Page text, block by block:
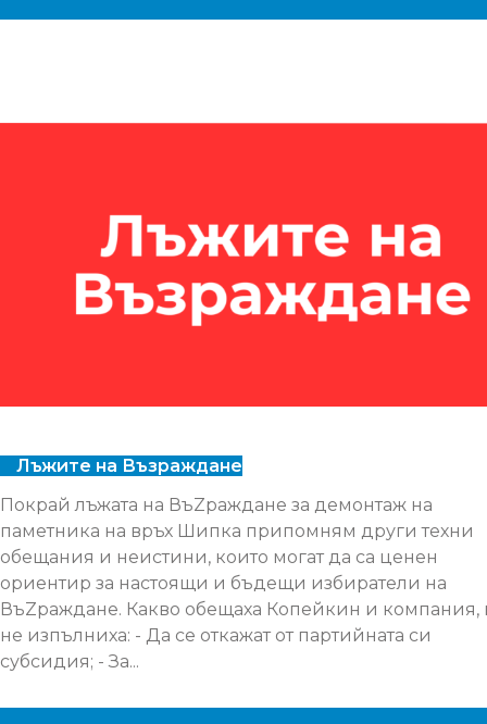
Лъжите на Възраждане
Покрай лъжата на ВъZраждане за демонтаж на
паметника на връх Шипка припомням други техни
обещания и неистини, които могат да са ценен
ориентир за настоящи и бъдещи избиратели на
ВъZраждане. Какво обещаха Копейкин и компания,
не изпълниха: - Да се откажат от партийната си
субсидия; - За...